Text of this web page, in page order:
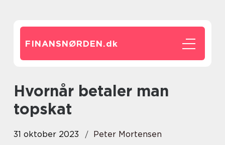
FINANSNØRDEN.dk
Hvornår betaler man
topskat
31 oktober 2023
Peter Mortensen